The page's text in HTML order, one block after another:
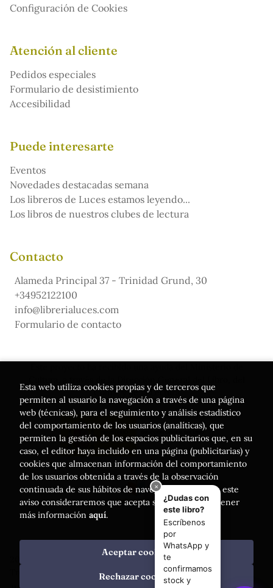
Configuración de Cookies
Atención al cliente
Pedidos especiales
Formulario de desistimiento
Accesibilidad
Puede interesarte
Eventos
Novedades destacadas semana
Los libreros de Luces estamos leyendo...
Los libros de nuestros clubes de lectura
Contacto
Alameda Principal 37 - Trinidad Grund, 30
+34952122100
info@librerialuces.com
Formulario de contacto
Cómic y de la Lectura
. Todos los Derechos Reservados |
Esta web utiliza cookies propias y de terceros que
permiten al usuario la navegación a través de una página
web (técnicas), para el seguimiento y análisis estadístico
del comportamiento de los usuarios (analíticas), que
permiten la gestión de los espacios publicitarios que, en su
caso, el editor haya incluido en una página (publicitarias) y
cookies que almacenan información del comportamiento
de los usuarios obtenida a través de la observación
continuada de sus hábitos de navegación. Si acepta este
aviso consideraremos que acepta su uso. Puede obtener
más información aquí.
Rechazar cookies
Aceptar cookies